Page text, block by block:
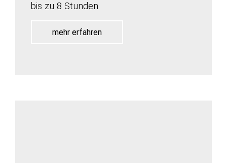
bis zu 8 Stunden
mehr erfahren